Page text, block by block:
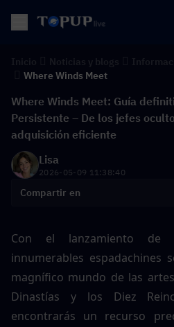
Where Winds Meet
Where Winds Meet: Guía
Persistente – De los jefes
adquisición eficiente
Lisa
2026-05-09 11:38:40
Compartir en
Con el lanzamiento de
innumerables espadachines
magnífico mundo de las
Dinastías y los Diez
encontrarás un recurso